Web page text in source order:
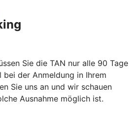
Sie die TAN nur alle 90 Tage
bei der Anmeldung in Ihrem
Sie uns an und wir schauen
Ausnahme möglich ist.